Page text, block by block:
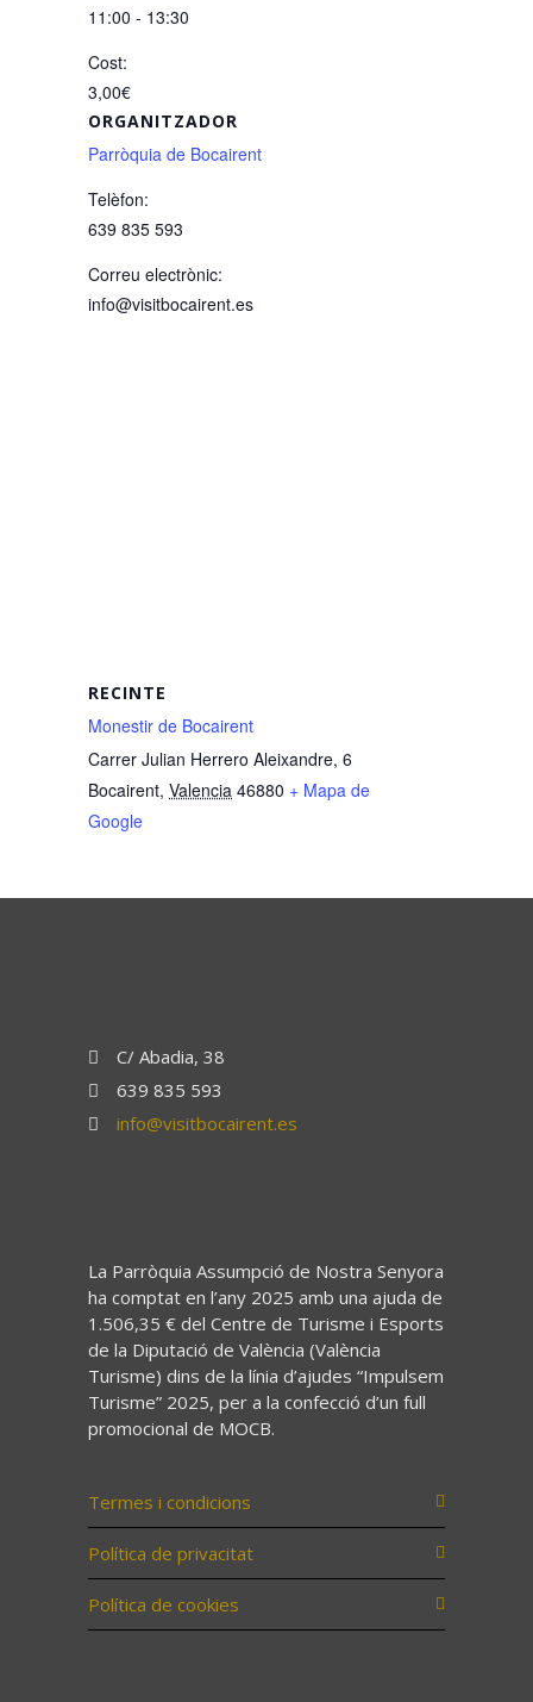
11:00 - 13:30
Cost:
3,00€
ORGANITZADOR
Parròquia de Bocairent
Telèfon:
639 835 593
Correu electrònic:
info@visitbocairent.es
RECINTE
Monestir de Bocairent
Carrer Julian Herrero Aleixandre, 6
Bocairent, Valencia 46880 + Mapa de
Google
C/ Abadia, 38
639 835 593
info@visitbocairent.es
La Parròquia Assumpció de Nostra Senyora
ha comptat en l’any 2025 amb una ajuda de
1.506,35 € del Centre de Turisme i Esports
de la Diputació de València (València
Turisme) dins de la línia d’ajudes “Impulsem
Turisme” 2025, per a la confecció d’un full
promocional de MOCB.
Termes i condicions
Política de privacitat
Política de cookies